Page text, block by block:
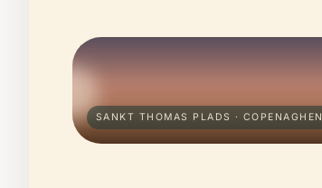
SANKT THOMAS PLADS · COPENAGHEN